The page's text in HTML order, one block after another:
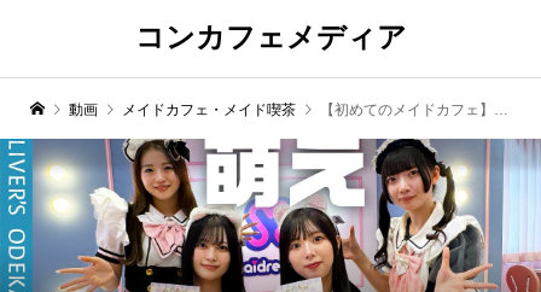
コンカフェメディア
動画 メイドカフェ・メイド喫茶 【初めてのメイドカフェ】秋葉原の王道メイドカフェに潜入してみた♡【ライバーのおでかけ日記】